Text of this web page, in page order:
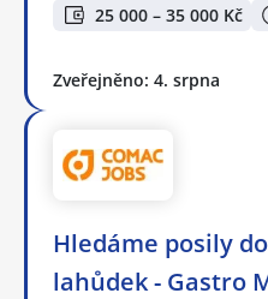
25 000 – 35 000 Kč
Zveřejněno: 4. srpna
Hledáme posily
lahůdek - Gastro